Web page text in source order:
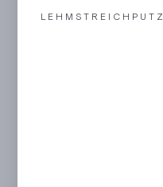
LEHMSTREICHPUTZ